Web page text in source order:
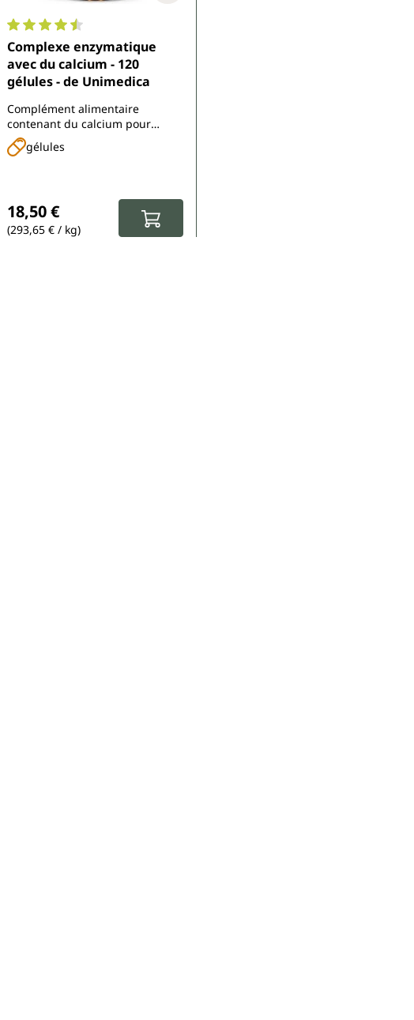
Note moyenne de 4.4 sur 5 étoiles
Complexe enzymatique
avec du calcium - 120
gélules - de Unimedica
Complément alimentaire
contenant du calcium pour
soutenir les enzymes digestives*
gélules
18,50 €
(293,65 € / kg)